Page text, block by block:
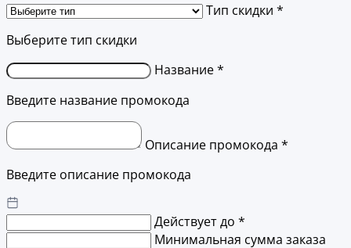
Тип скидки *
Выберите тип скидки
Название *
Введите название промокода
Описание промокода *
Введите описание промокода
Действует до *
Минимальная сумма заказа